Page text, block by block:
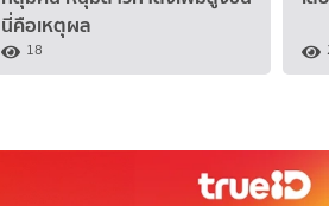
นี่คือเหตุผล
18